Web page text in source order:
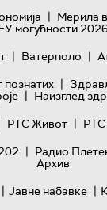
| Мерила
могућности 2026
| Ватерполо |
познатих |
| Наизглед
РТС Живот | РТС
| Радио
Архив
| Јавне набавке |